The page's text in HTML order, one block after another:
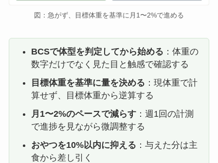
図：急がず、目標体重を基準に月1〜2%で進める
BCSで体型を判定してから始める ：体重の
数字だけでなく見た目と触感で確認する
目標体重を基準に量を決める ：現体重で計
算せず、目標体重から逆算する
月1〜2%のペースで減らす：週1回の計測
で進捗を見ながら微調整する
おやつを10%以内に抑える ：与えた分は主
食から差し引く